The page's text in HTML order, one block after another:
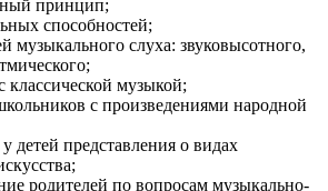
принцип;
способностей;
музыкального слуха: звуковысотного,
классической музыкой;
с произведениями народной
детей представления о видах
родителей по вопросам музыкально-